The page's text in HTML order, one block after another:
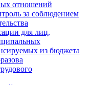
отношений
за соблюдением
для лиц,
из бюджета